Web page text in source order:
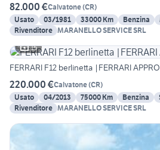
82.000 €Calvatone(CR)
Usato
03/1981 33000 Km Benzina
Rivenditore MARANELLO SERVICE SRL
15
FERRARI F12 berlinetta |FERRARI
220.000 €Calvatone(CR)
Usato
04/2013 75000 Km Benzina
Rivenditore MARANELLO SERVICE SRL